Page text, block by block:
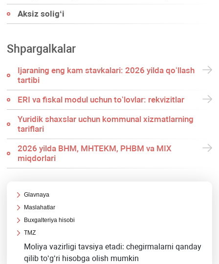
Aksiz soligʻi
Shpargalkalar
Ijaraning eng kam stavkalari: 2026 yilda qoʻllash
tartibi
ERI va fiskal modul uchun toʻlovlar: rekvizitlar
Yuridik shaхslar uchun kommunal хizmatlarning
tariflari
2026 yilda BHM, MHTEKM, PHBM va MIX
miqdorlari
Glavnaya
Maslahatlar
Buхgalteriya hisobi
TMZ
Moliya vazirligi tavsiya etadi: chegirmalarni qanday
qilib toʻgʻri hisobga olish mumkin